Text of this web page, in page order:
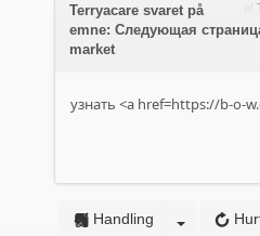
Terryacare svaret på
emne: Следующая
market
узнать <a href=https://b-o-
Handling